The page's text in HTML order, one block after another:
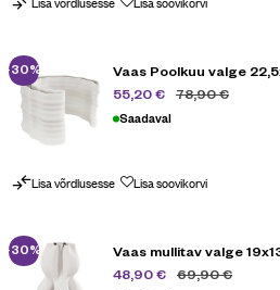
-30%
Vaas Poolkuu valge
78,90€
55,20€
Saadaval
Lisa võrdlusesse Lisa soovikorvi
-30%
Vaas mullitav valge
69,90€
48,90€